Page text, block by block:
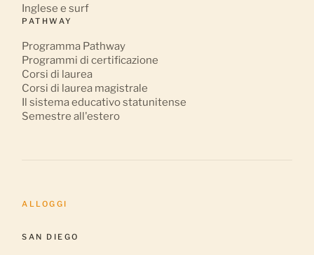
Inglese e surf
PATHWAY
Programma Pathway
Programmi di certificazione
Corsi di laurea
Corsi di laurea magistrale
Il sistema educativo statunitense
Semestre all'estero
ALLOGGI
SAN DIEGO